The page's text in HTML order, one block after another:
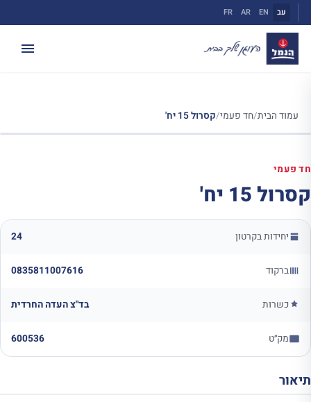
לתוכן
עב EN
AR
FR
עמוד הבית/חד פעמי/קסרול 15 יח'
חד פעמי
קסרול 15 יח'
יחידות בקרטון 24
ברקוד 0835811007616
כשרות בד"צ העדה החרדית
מק״ט 600536
תיאור